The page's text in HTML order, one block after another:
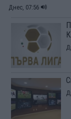
Днес, 07:56